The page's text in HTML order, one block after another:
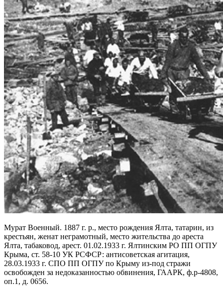
Мурат Военный. 1887 г. р., место рождения Ялта, татарин, из
крестьян, женат неграмотный, место жительства до ареста
Ялта, табаковод, арест. 01.02.1933 г. Ялтинским РО ПП ОГПУ
Крыма, ст. 58-10 УК РСФСР: антисоветская агитация,
28.03.1933 г. СПО ПП ОГПУ по Крыму из-под стражи
освобожден за недоказанностью обвинения, ГААРК, ф.р-4808,
оп.1, д. 0656.